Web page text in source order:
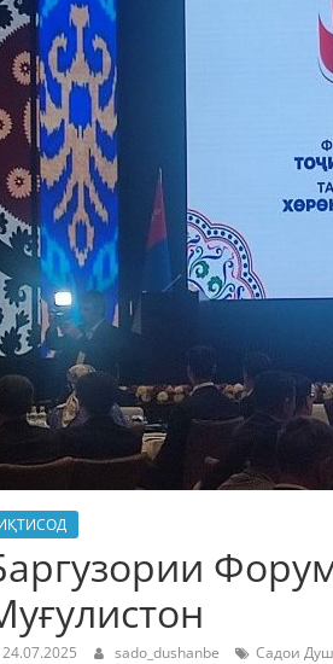
24.07.2025 sado_dushanbe Садои